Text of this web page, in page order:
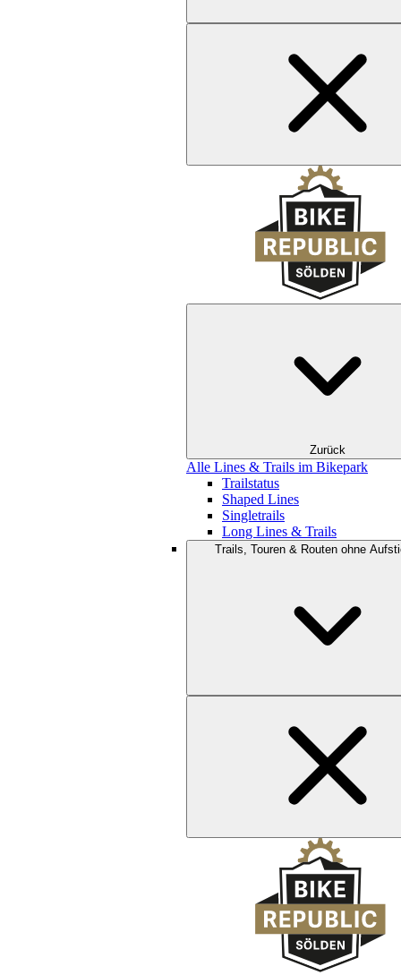
Zurück
Alle Lines & Trails im Bikepark
Trailstatus
Shaped Lines
Singletrails
Long Lines & Trails
Trails, Touren & Routen ohne